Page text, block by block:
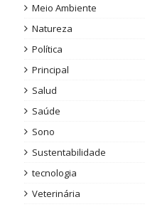
Meio Ambiente
Natureza
Política
Principal
Salud
Saúde
Sono
Sustentabilidade
tecnologia
Veterinária